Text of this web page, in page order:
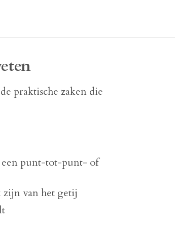
praktische zaken die
een punt-tot-punt- of
van het getij